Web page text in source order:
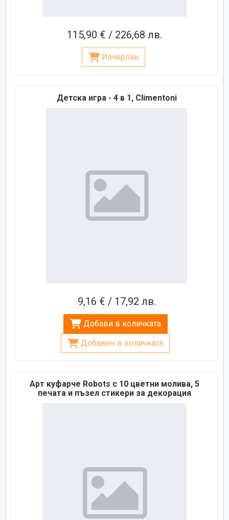
115,90 € / 226,68 лв.
Изчерпан
Детска игра - 4 в 1, Climentoni
9,16 € / 17,92 лв.
Добави в количката
Добавен в количката
Арт куфарче Robots с 10 цветни молива, 5
печата и пъзел стикери за декорация